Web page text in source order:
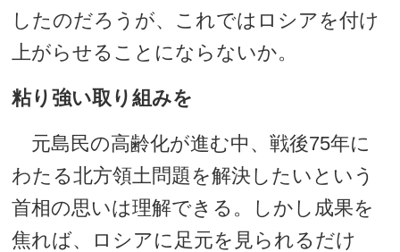
したのだろうが、これではロシアを付け
上がらせることにならないか。
粘り強い取り組みを
元島民の高齢化が進む中、戦後75年に
わたる北方領土問題を解決したいという
首相の思いは理解できる。しかし成果を
焦れば、ロシアに足元を見られるだけ